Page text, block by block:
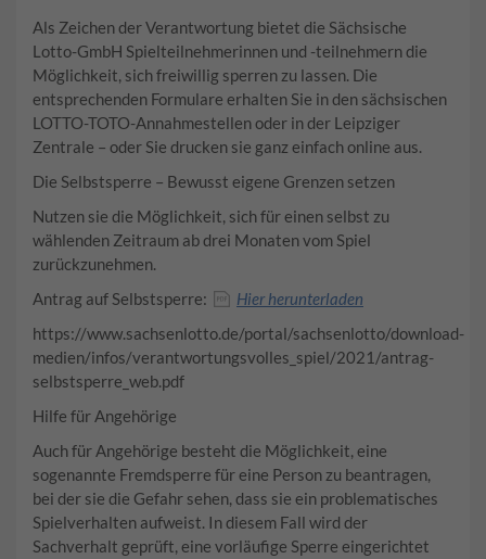
Als Zeichen der Verantwortung bietet die Sächsische
Lotto-GmbH Spielteilnehmerinnen und -teilnehmern die
Möglichkeit, sich freiwillig sperren zu lassen. Die
entsprechenden Formulare erhalten Sie in den sächsischen
LOTTO-TOTO-Annahmestellen oder in der Leipziger
Zentrale – oder Sie drucken sie ganz einfach online aus.
Die Selbstsperre – Bewusst eigene Grenzen setzen
Nutzen sie die Möglichkeit, sich für einen selbst zu
wählenden Zeitraum ab drei Monaten vom Spiel
zurückzunehmen.
Antrag auf Selbstsperre:
Hier herunterladen
https://www.sachsenlotto.de/portal/sachsenlotto/download-
medien/infos/verantwortungsvolles_spiel/2021/antrag-
selbstsperre_web.pdf
Hilfe für Angehörige
Auch für Angehörige besteht die Möglichkeit, eine
sogenannte Fremdsperre für eine Person zu beantragen,
bei der sie die Gefahr sehen, dass sie ein problematisches
Spielverhalten aufweist. In diesem Fall wird der
Sachverhalt geprüft, eine vorläufige Sperre eingerichtet